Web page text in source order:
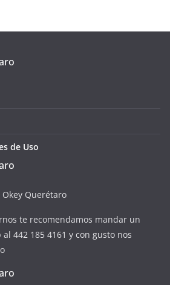
de Uso
Querétaro
te recomendamos mandar un
442 185 4161 y con gusto nos